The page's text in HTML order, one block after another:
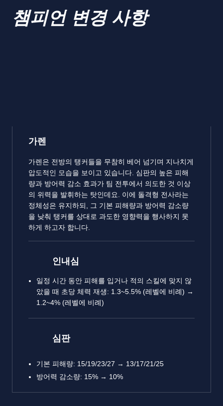
챔피언 변경 사항
가렌
가렌은 전방의 탱커들을 무참히 베어 넘기며 지나치게
압도적인 모습을 보이고 있습니다. 심판의 높은 피해
량과 방어력 감소 효과가 팀 전투에서 의도한 것 이상
의 위력을 발휘하는 탓인데요. 이에 돌격형 전사라는
정체성은 유지하되, 그 기본 피해량과 방어력 감소량
을 낮춰 탱커를 상대로 과도한 영향력을 행사하지 못
하게 하고자 합니다.
인내심
일정 시간 동안 피해를 입거나 적의 스킬에 맞지 않
았을 때 초당 체력 재생: 1.3~5.5% (레벨에 비례) →
1.2~4% (레벨에 비례)
심판
기본 피해량: 15/19/23/27 → 13/17/21/25
방어력 감소량: 15% → 10%